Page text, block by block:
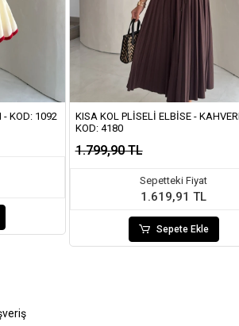
- KOD: 1092
KISA KOL PLISELI ELBISE -
KOD: 4180
1.799,90 TL
Sepetteki Fiyat
1.619,91 TL
Sepete Ekle